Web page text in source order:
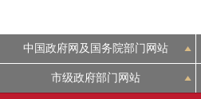
中国政府网及国务院部门网站
市级政府部门网站